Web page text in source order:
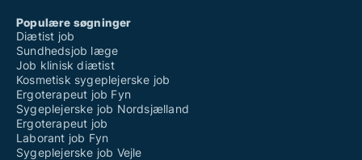
Populære søgninger
Diætist job
Sundhedsjob læge
Job klinisk diætist
Kosmetisk sygeplejerske job
Ergoterapeut job Fyn
Sygeplejerske job Nordsjælland
Ergoterapeut job
Laborant job Fyn
Sygeplejerske job Vejle